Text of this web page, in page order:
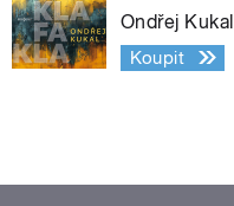
Ondřej Kukal
Koupit